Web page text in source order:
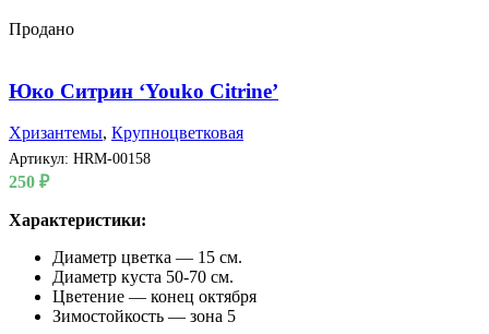
Продано
Юко Ситрин ‘Youko Citrine’
Хризантемы, Крупноцветковая
Артикул: HRM-00158
250 ₽
Характеристики:
Диаметр цветка — 15 см.
Диаметр куста 50-70 см.
Цветение — конец октября
Зимостойкость — зона 5